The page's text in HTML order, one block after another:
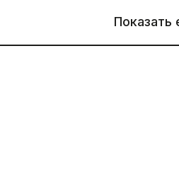
Показать